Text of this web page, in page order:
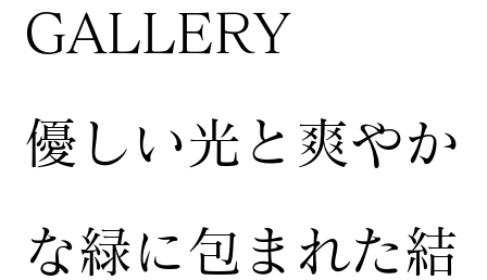
GALLERY
​優しい光と爽やか
な緑に包まれた結